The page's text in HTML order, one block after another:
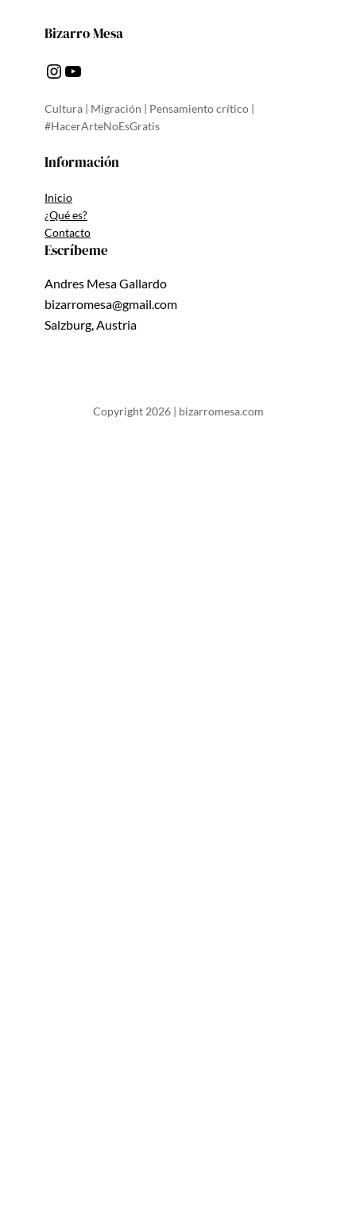
Bizarro Mesa
Instagram YouTube
Cultura | Migración | Pensamiento crítico |
#HacerArteNoEsGratis
Información
Inicio
¿Qué es?
Contacto
Escríbeme
Andres Mesa Gallardo
bizarromesa@gmail.com
Salzburg, Austria
Copyright 2026 | bizarromesa.com